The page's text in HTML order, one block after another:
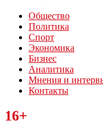
Общество
Политика
Спорт
Экономика
Бизнес
Аналитика
Мнения и
Контакты
Читайте последние
“ЗаНовомосковск”
16+